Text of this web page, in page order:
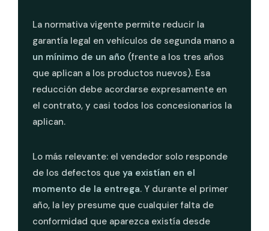
La normativa vigente permite reducir la
garantía legal en vehículos de segunda mano a
un mínimo de un año (frente a los tres años
que aplican a los productos nuevos). Esa
reducción debe acordarse expresamente en
el contrato, y casi todos los concesionarios la
aplican.
Lo más relevante: el vendedor solo responde
de los defectos queya existían en el
momento de la entrega. Y durante el primer
año, la ley presume que cualquier falta de
conformidad que aparezca existía desde